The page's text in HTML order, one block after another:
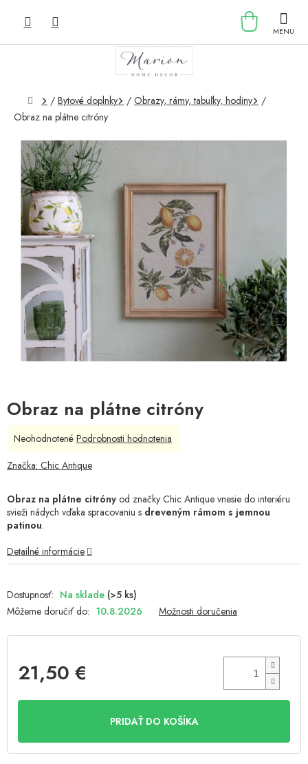
KOŠÍK
Domov
/ Bytové doplnky / Obrazy, rámy, tabuľky, hodiny
/
Obraz na plátne citróny
Obraz na plátne citróny
Na sklade (>5 ks)
Môžeme doručiť do: 10.8.2026 Možnosti doručenia
21,50 €
PRIDAŤ DO KOŠÍKA
Obraz na plátne citróny od značky Chic Antique vnesie do interiéru
svieži nádych vďaka spracovaniu s dreveným rámom s jemnou
patinou.
Detailné informácie
Priemerné
produktu
z
5
hviezdičiek.
Neohodnotené Podrobnosti hodnotenia
Značka: Chic Antique